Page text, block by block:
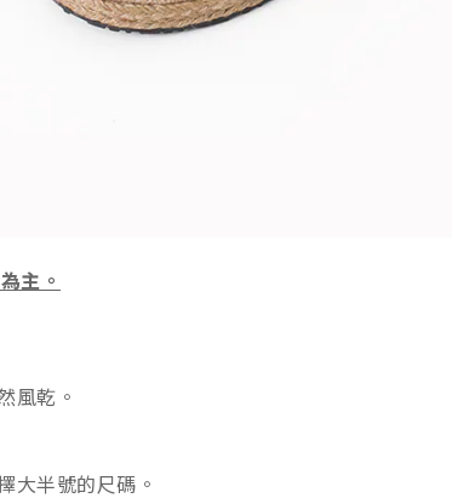
主。
風乾。
大半號的尺碼。